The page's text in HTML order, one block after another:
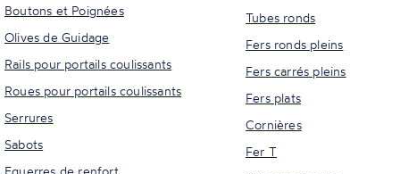
Boutons et Poignées
Olives de Guidage
Rails pour portails coulissants
Roues pour portails coulissants
Serrures
Sabots
Tubes ronds
Fers ronds pleins
Fers carrés pleins
Fers plats
Cornières
Fer T